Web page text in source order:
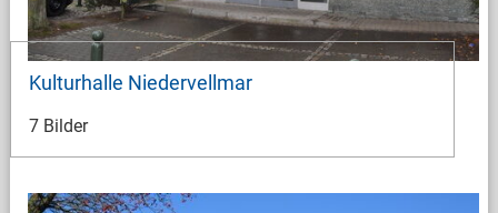
Kulturhalle Niedervellmar
7 Bilder